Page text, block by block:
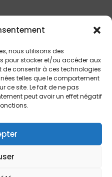
nous utilisons des
pour stocker et/ou accéder aux
consentir à ces technologies
telles que le comportement
ce site. Le fait de ne pas
peut avoir un effet négatif